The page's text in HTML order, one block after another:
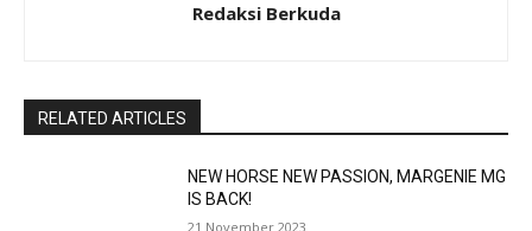
Redaksi Berkuda
RELATED ARTICLES
NEW HORSE NEW PASSION, MARGENIE MG
IS BACK!
21 November 2023